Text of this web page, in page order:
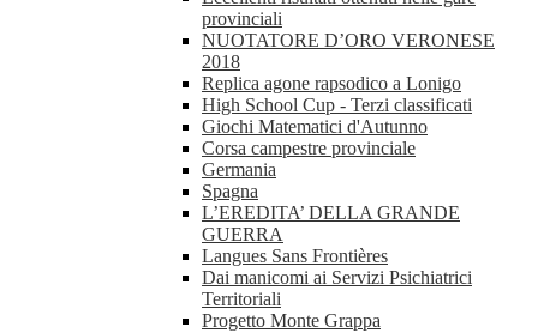
provinciali
NUOTATORE D’ORO VERONESE
2018
Replica agone rapsodico a Lonigo
High School Cup - Terzi classificati
Giochi Matematici d'Autunno
Corsa campestre provinciale
Germania
Spagna
L’EREDITA’ DELLA GRANDE
GUERRA
Langues Sans Frontières
Dai manicomi ai Servizi Psichiatrici
Territoriali
Progetto Monte Grappa